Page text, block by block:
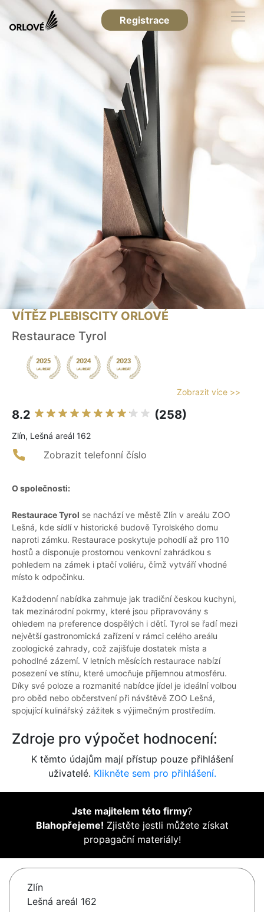
Registrace
VÍTĚZ PLEBISCITY ORLOVÉ
Restaurace Tyrol
Zobrazit více >>
8.2 (258)
Zlín, Lešná areál 162
Zobrazit telefonní číslo
O společnosti:
Restaurace Tyrol se nachází ve městě Zlín v areálu ZOO
Lešná, kde sídlí v historické budově Tyrolského domu
naproti zámku. Restaurace poskytuje pohodlí až pro 110
hostů a disponuje prostornou venkovní zahrádkou s
pohledem na zámek i ptačí voliéru, čímž vytváří vhodné
místo k odpočinku.
Každodenní nabídka zahrnuje jak tradiční českou kuchyni,
tak mezinárodní pokrmy, které jsou připravovány s
ohledem na preference dospělých i dětí. Tyrol se řadí mezi
největší gastronomická zařízení v rámci celého areálu
zoologické zahrady, což zajišťuje dostatek místa a
pohodlné zázemí. V letních měsících restaurace nabízí
posezení ve stínu, které umocňuje příjemnou atmosféru.
Díky své poloze a rozmanité nabídce jídel je ideální volbou
pro oběd nebo občerstvení při návštěvě ZOO Lešná,
spojující kulinářský zážitek s výjimečným prostředím.
Zdroje pro výpočet hodnocení:
K těmto údajům mají přístup pouze přihlášení
uživatelé. Klikněte sem pro přihlášení.
Jste majitelem této firmy?
Blahopřejeme! Zjistěte jestli můžete získat
propagační materiály!
Zlín
Lešná areál 162